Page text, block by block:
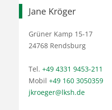
Jane Kröger
Grüner Kamp 15-17
24768 Rendsburg
Tel. +49 4331 9453-211
Mobil +49 160 3050359
jkroeger@lksh.de